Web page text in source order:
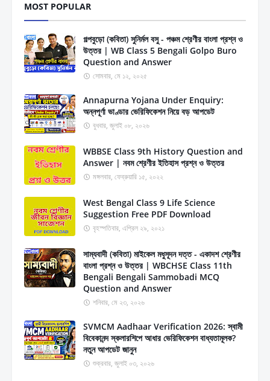
MOST POPULAR
গল্পবুড়ো (কবিতা) সুনির্মল বসু - পঞ্চম শ্রেণীর বাংলা প্রশ্ন ও
উত্তর | WB Class 5 Bengali Golpo Buro
Question and Answer
সোমবার, মে ১২, ২০২৫
Annapurna Yojana Under Enquiry:
অন্নপূর্ণা ভাণ্ডার ভেরিফিকেশন নিয়ে বড় আপডেট
বুধবার, জুলাই ০৮, ২০২৬
WBBSE Class 9th History Question and
Answer | নবম শ্রেণীর ইতিহাস প্রশ্ন ও উত্তর
মঙ্গলবার, ফেব্রুয়ারি ১৫, ২০২২
West Bengal Class 9 Life Science
Suggestion Free PDF Download
বৃহস্পতিবার, এপ্রিল ২৯, ২০২১
সাম্যবাদী (কবিতা) মাইকেল মধুসূদন দত্ত - একাদশ শ্রেণীর
বাংলা প্রশ্ন ও উত্তর | WBCHSE Class 11th
Bengali Bengali Sammobadi MCQ
Question and Answer
শনিবার, মে ২৩, ২০২৬
SVMCM Aadhaar Verification 2026: স্বামী
বিবেকানন্দ স্কলারশিপে আধার ভেরিফিকেশন বাধ্যতামূলক?
নতুন আপডেট জানুন
শুক্রবার, জুলাই ০৩, ২০২৬